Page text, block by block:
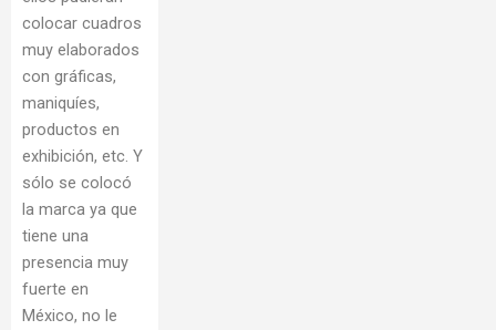
colocar cuadros
muy elaborados
con gráficas,
maniquíes,
productos en
exhibición, etc. Y
sólo se colocó
la marca ya que
tiene una
presencia muy
fuerte en
México, no le